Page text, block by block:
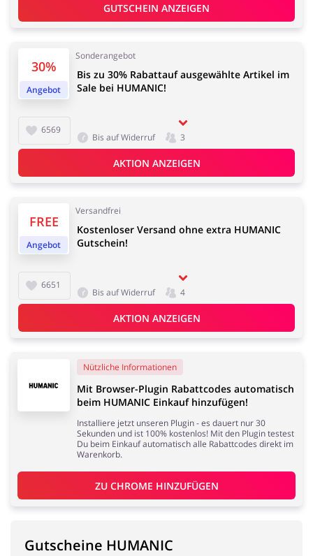
Kfz
Bürobedarf &
Schmuck & Uhren
Blumen & Geschenke
Elektronik
GUTSCHEIN ANZEIGEN
30%
Angebot
Sonderangebot
6569
Bis zu 30% Rabattauf ausgewählte Artikel im
Sale bei HUMANIC!
Bis auf Widerruf 3
AKTION ANZEIGEN
FREE
Angebot
Versandfrei
6651
Kostenloser Versand ohne extra HUMANIC
Gutschein!
Bis auf Widerruf 4
AKTION ANZEIGEN
Nützliche Informationen
Mit Browser-Plugin Rabattcodes automatisch
beim HUMANIC Einkauf hinzufügen!
Installiere jetzt unseren Plugin - es dauert nur 30
Sekunden und ist 100% kostenlos! Mit den Plugin testest
Du beim Einkauf automatisch alle Rabattcodes direkt im
Warenkorb.
ZU CHROME HINZUFÜGEN
Gutscheine HUMANIC